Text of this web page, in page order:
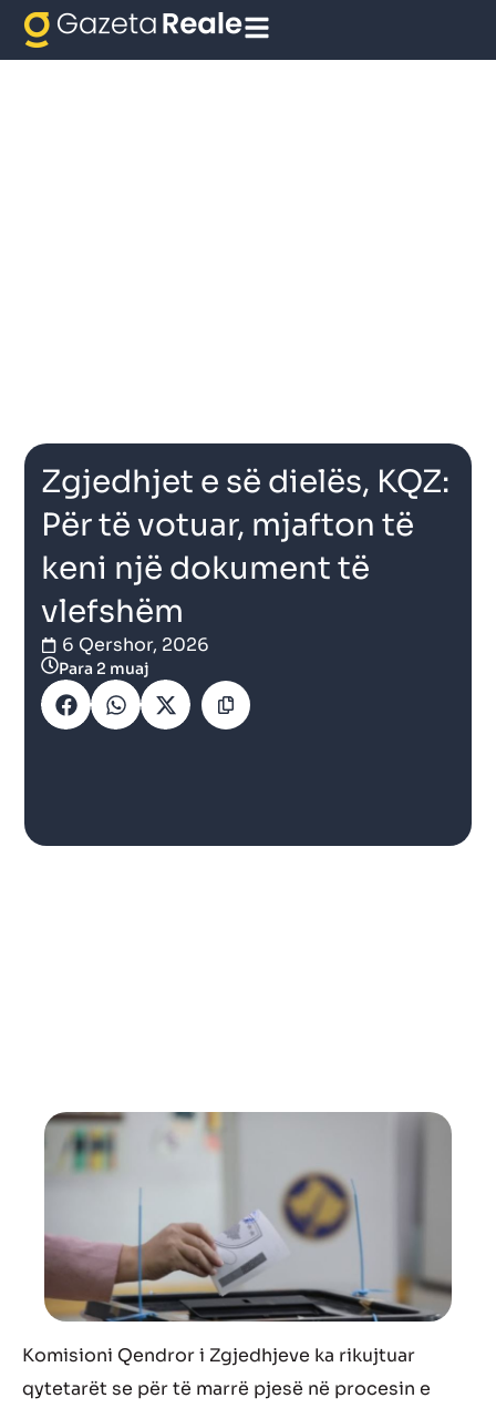
Zgjedhjet e së dielës, KQZ:
Për të votuar, mjafton të
keni një dokument të
vlefshëm
6 Qershor, 2026
Para 2 muaj
Komisioni Qendror i Zgjedhjeve ka rikujtuar
qytetarët se për të marrë pjesë në procesin e